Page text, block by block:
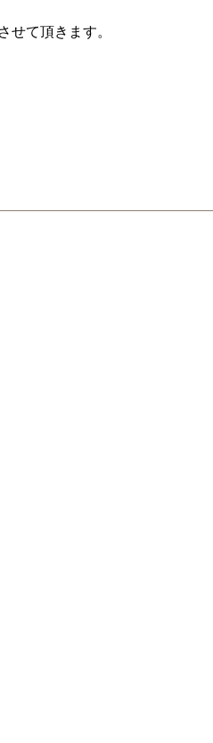
せて頂きます。